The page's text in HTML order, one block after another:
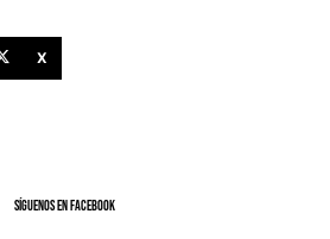
X
SíGUENOS EN FACEBOOK